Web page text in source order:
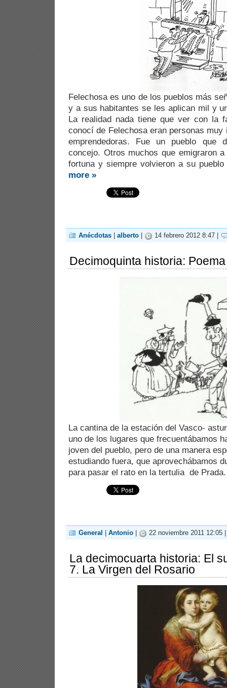
Felechosa es uno de los pueblos más
y a sus habitantes se les aplican mil y
La realidad nada tiene que ver con la
conocí de Felechosa eran personas
emprendedoras. Fue un pueblo que
concejo. Otros muchos que emigraron
fortuna y siempre volvieron a su
more »
Anécdotas alberto 14 febrero 2012 8:47 |
Decimoquinta historia:
La cantina de la estación del Vasco-
uno de los lugares que frecuentábamos
joven del pueblo, pero de una manera
estudiando fuera, que aprovechábamos
para pasar el rato en la tertulia de
General Antonio 22 noviembre 2011 12:05
La decimocuarta historia: El
7. La Virgen del Rosario